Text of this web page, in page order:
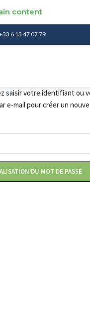
content
6 13 47 07 79
saisir votre identifiant ou
e-mail pour créer un
DU MOT DE PASSE